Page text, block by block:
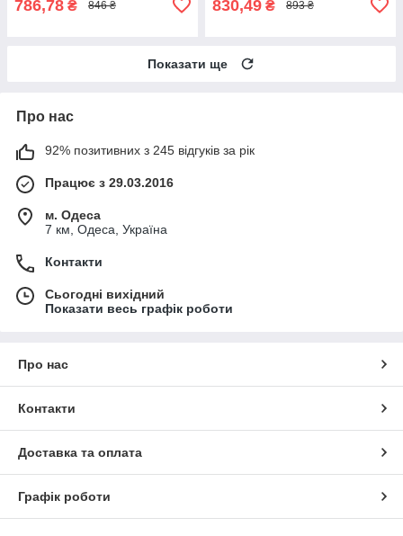
786,78 ₴ 846 ₴ 830,49 ₴ 893 ₴
Показати ще
Про нас
92% позитивних з 245 відгуків за рік
Працює з 29.03.2016
м. Одеса
7 км, Одеса, Україна
Контакти
Сьогодні вихідний
Показати весь графік роботи
Про нас
Контакти
Доставка та оплата
Графік роботи